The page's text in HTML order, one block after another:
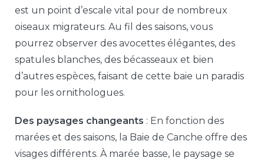
est un point d’escale vital pour de nombreux
oiseaux migrateurs. Au fil des saisons, vous
pourrez observer des avocettes élégantes, des
spatules blanches, des bécasseaux et bien
d’autres espèces, faisant de cette baie un paradis
pour les ornithologues.
Des paysages changeants : En fonction des
marées et des saisons, la Baie de Canche offre des
visages différents. À marée basse, le paysage se